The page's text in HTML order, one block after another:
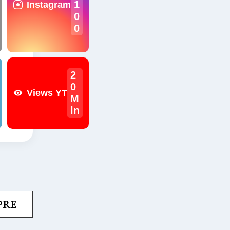
Instagram 1
0
0
Views YT
2
0
M
ln